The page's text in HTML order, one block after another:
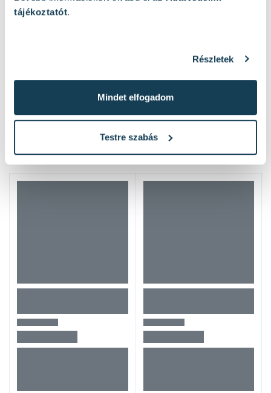
tájékoztatót.
Részletek
Mindet elfogadom
Testre szabás
Hasonló termékek